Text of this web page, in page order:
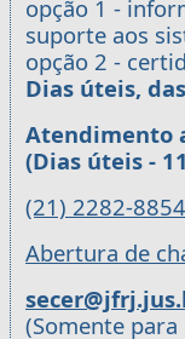
opção 1 -
suporte aos
opção 2 -
Dias úteis,
Atendimento
(Dias úteis -
(21) 2282-8854
Abertura de
(Somente